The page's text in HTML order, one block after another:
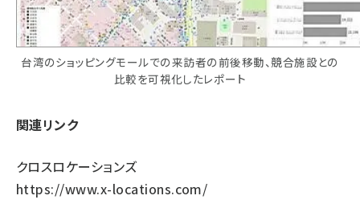
台湾のショッピングモールでの来訪者の前後移動、競合施設との
比較を可視化したレポート
関連リンク
クロスロケーションズ
https://www.x-locations.com/